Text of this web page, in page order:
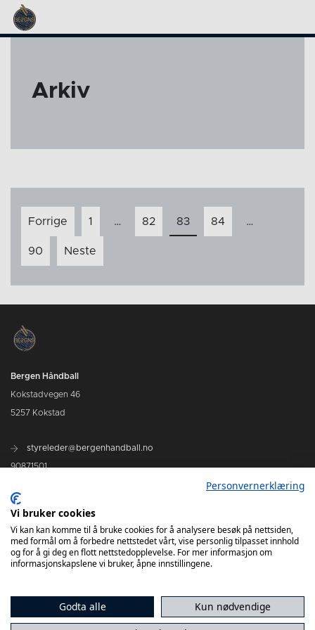
Arkiv
Innleggnavigasjon
Forrige 1 … 82 83 84 …
90 Neste
Bergen Håndball
Kokstadvegen 46
5257 Kokstad
styreleder@bergenhandball.no
90871501
Kamper Bergen Håndball
Personvernerklæring
Vi bruker cookies
Vi kan kan komme til å bruke cookies for å analysere besøk på nettsiden,
med formål om å forbedre nettstedet vårt, vise personlig tilpasset innhold
og for å gi deg en flott nettstedopplevelse. For mer informasjon om
informasjonskapslene vi bruker, åpne innstillingene.
Godta alle
Kun nødvendige